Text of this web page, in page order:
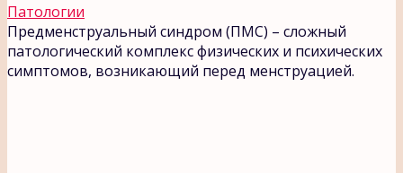
Патологии
Предменструальный синдром (ПМС) – сложный
патологический комплекс физических и психических
симптомов, возникающий перед менструацией.